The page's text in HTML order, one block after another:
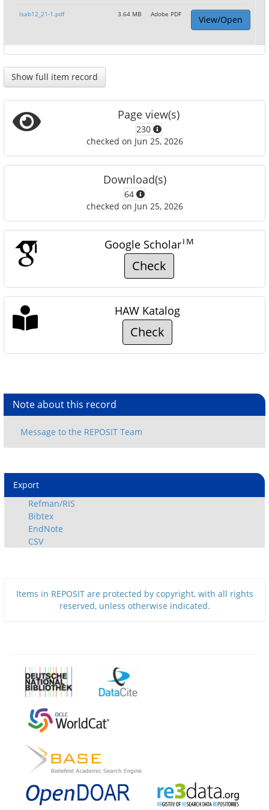
lsab12_21-1.pdf 3.64 MB Adobe PDF View/Open
Show full item record
Page view(s)
230
checked on Jun 25, 2026
Download(s)
64
checked on Jun 25, 2026
Google ScholarTM
Check
HAW Katalog
Check
Note about this record
Export
Refman/RIS
Bibtex
EndNote
CSV
Items in REPOSIT are protected by copyright, with all rights
reserved, unless otherwise indicated.